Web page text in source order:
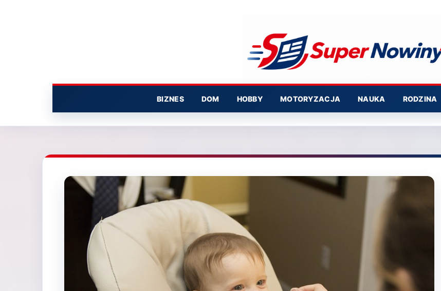
BIZNES DOM HOBBY MOTORYZACJA NAUKA RODZINA